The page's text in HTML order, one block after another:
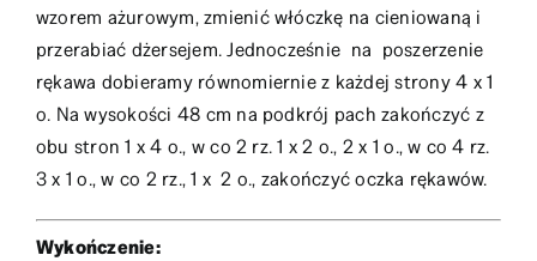
wzorem ażurowym, zmienić włóczkę na cieniowaną i
przerabiać dżersejem. Jednocześnie na poszerzenie
rękawa dobieramy równomiernie z każdej strony 4 x 1
o. Na wysokości 48 cm na podkrój pach zakończyć z
obu stron 1 x 4 o., w co 2 rz. 1 x 2 o., 2 x 1 o., w co 4 rz.
3 x 1 o., w co 2 rz., 1 x 2 o., zakończyć oczka rękawów.
Wykończenie: